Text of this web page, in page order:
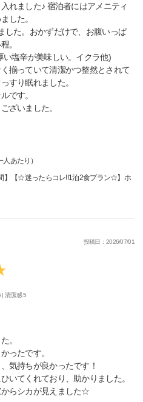
れました♪ 宿泊者にはアメニティ
した。
した。おかずだけで、お腹いっぱ
。
塩辛が美味しい。イクラ他)
揃っていて清潔かつ整然とされて
すり眠れました。
です。
ざいました。
あたり）
】【☆迷ったらコレ!!1泊2食プラン☆】ホ
投稿日：2026/07/01
|清潔感 5
。
ったです。
気持ちが良かったです！
いてくれており、助かりました。
らシカが見えました☆